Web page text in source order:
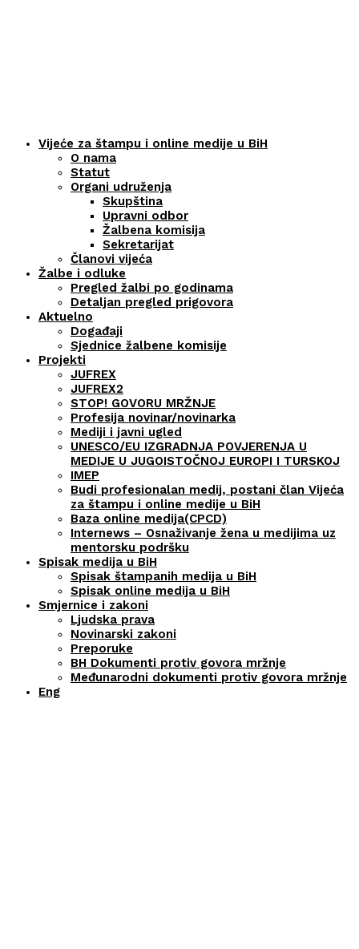
Vijeće za štampu i online medije u BiH
O nama
Statut
Organi udruženja
Skupština
Upravni odbor
Žalbena komisija
Sekretarijat
Članovi vijeća
Žalbe i odluke
Pregled žalbi po godinama
Detaljan pregled prigovora
Aktuelno
Događaji
Sjednice žalbene komisije
Projekti
JUFREX
JUFREX2
STOP! GOVORU MRŽNJE
Profesija novinar/novinarka
Mediji i javni ugled
UNESCO/EU IZGRADNJA POVJERENJA U
MEDIJE U JUGOISTOČNOJ EUROPI I TURSKOJ
IMEP
Budi profesionalan medij, postani član Vijeća
za štampu i online medije u BiH
Baza online medija(CPCD)
Internews – Osnaživanje žena u medijima uz
mentorsku podršku
Spisak medija u BiH
Spisak štampanih medija u BiH
Spisak online medija u BiH
Smjernice i zakoni
Ljudska prava
Novinarski zakoni
Preporuke
BH Dokumenti protiv govora mržnje
Međunarodni dokumenti protiv govora mržnje
Eng